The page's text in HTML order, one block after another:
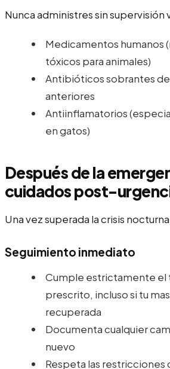
Nunca administres sin supervisión
Medicamentos humanos
tóxicos para animales)
Antibióticos sobrantes
anteriores
Antiinflamatorios
en gatos)
Después de la
cuidados post-
Una vez superada la crisis
Seguimiento inmediato
Cumple estrictamente el
prescrito, incluso si tu
recuperada
Documenta cualquier
nuevo
Respeta las restricciones